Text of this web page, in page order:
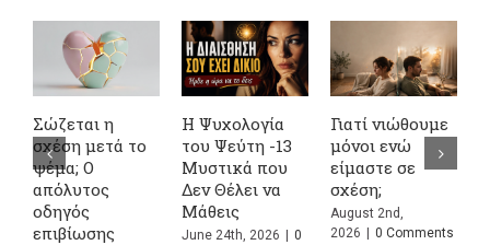
Σώζεται η
σχέση μετά το
ψέμα; Ο
απόλυτος
οδηγός
επιβίωσης
Η Ψυχολογία
του Ψεύτη -13
Μυστικά που
Δεν Θέλει να
Μάθεις
June 24th, 2026 | 0
Γιατί νιώθουμε
μόνοι ενώ
είμαστε σε
σχέση;
August 2nd,
2026 | 0 Comments